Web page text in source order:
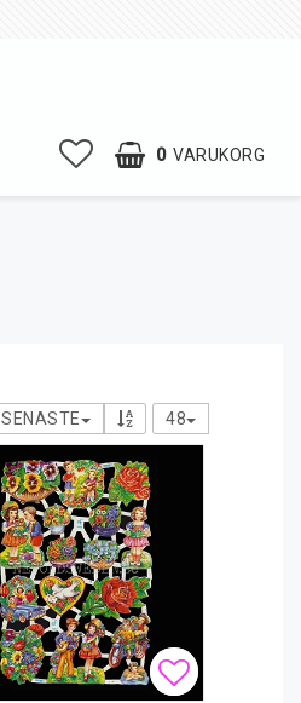
0 VARUKORG
SENASTE 48